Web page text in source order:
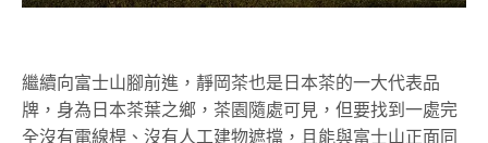
繼續向富士山腳前進，靜岡茶也是日本茶的一大代表品
牌，身為日本茶葉之鄉，茶園隨處可見，但要找到一處完
全沒有電線桿、沒有人工建物遮擋，且能與富士山正面同